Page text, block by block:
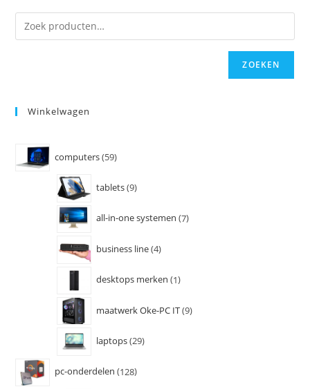
ZOEKEN
Winkelwagen
computers 59
tablets 9
all-in-one systemen 7
business line 4
desktops merken 1
maatwerk Oke-PC IT 9
laptops 29
pc-onderdelen 128